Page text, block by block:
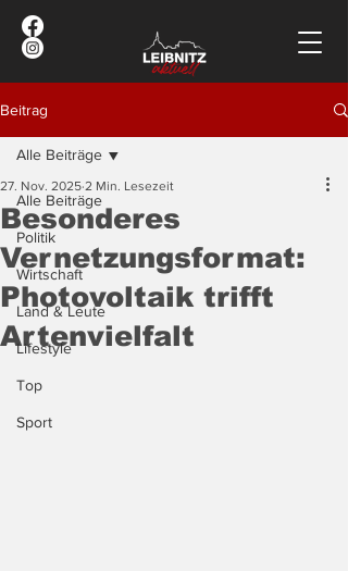
Beitrag
Alle Beiträge
Politik
Wirtschaft
Land & Leute
Lifestyle
Top
Sport
Alle Beiträge
Besonderes
Vernetzungsformat:
Photovoltaik trifft
Artenvielfalt
27. Nov. 2025 2 Min. Lesezeit